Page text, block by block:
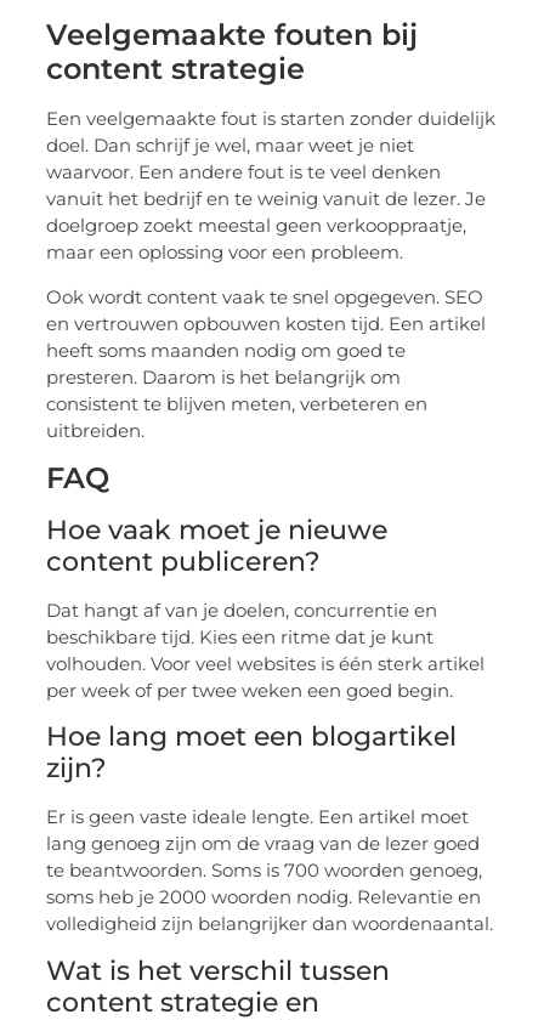
Veelgemaakte fouten bij
content strategie
Een veelgemaakte fout is starten zonder duidelijk
doel. Dan schrijf je wel, maar weet je niet
waarvoor. Een andere fout is te veel denken
vanuit het bedrijf en te weinig vanuit de lezer. Je
doelgroep zoekt meestal geen verkooppraatje,
maar een oplossing voor een probleem.
Ook wordt content vaak te snel opgegeven. SEO
en vertrouwen opbouwen kosten tijd. Een artikel
heeft soms maanden nodig om goed te
presteren. Daarom is het belangrijk om
consistent te blijven meten, verbeteren en
uitbreiden.
FAQ
Hoe vaak moet je nieuwe
content publiceren?
Dat hangt af van je doelen, concurrentie en
beschikbare tijd. Kies een ritme dat je kunt
volhouden. Voor veel websites is één sterk artikel
per week of per twee weken een goed begin.
Hoe lang moet een blogartikel
zijn?
Er is geen vaste ideale lengte. Een artikel moet
lang genoeg zijn om de vraag van de lezer goed
te beantwoorden. Soms is 700 woorden genoeg,
soms heb je 2000 woorden nodig. Relevantie en
volledigheid zijn belangrijker dan woordenaantal.
Wat is het verschil tussen
content strategie en